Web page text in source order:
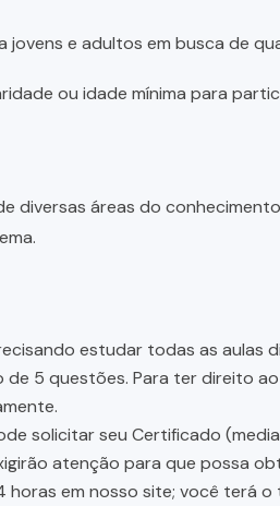
jovens e adultos em busca de
ou idade mínima para
diversas áreas do
estudar todas as aulas
de 5 questões. Para ter direito
solicitar seu Certificado
atenção para que possa
horas em nosso site; você terá